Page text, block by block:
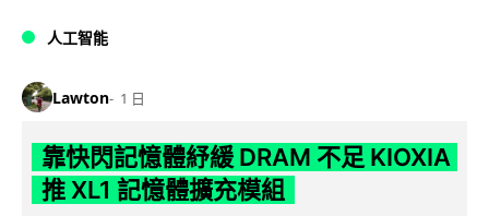
人工智能
Lawton 1 日
靠快閃記憶體紓緩 DRAM 不足 KIOXIA
推 XL1 記憶體擴充模組